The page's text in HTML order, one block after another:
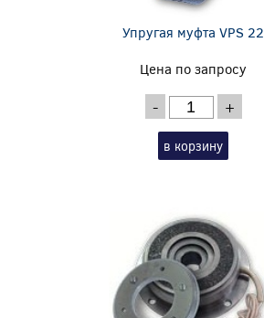
Упругая муфта VPS 22
Цена по запросу
- +
в корзину